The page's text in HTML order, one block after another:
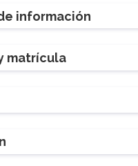
información
matrícula